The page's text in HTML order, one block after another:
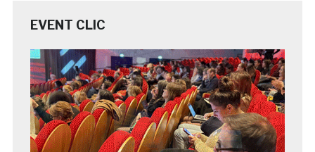
EVENT CLIC